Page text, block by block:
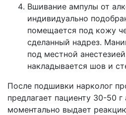
Вшивание ампулы от
индивидуально
помещается под кожу
сделанный надрез.
под местной
накладывается шов и
После подшивки нарколог
предлагает пациенту 30-50
моментально выдает